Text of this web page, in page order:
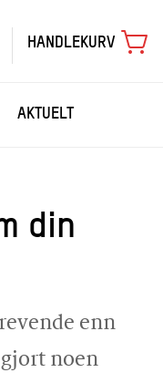
HANDLEKURV
AKTUELT
din
enn
noen